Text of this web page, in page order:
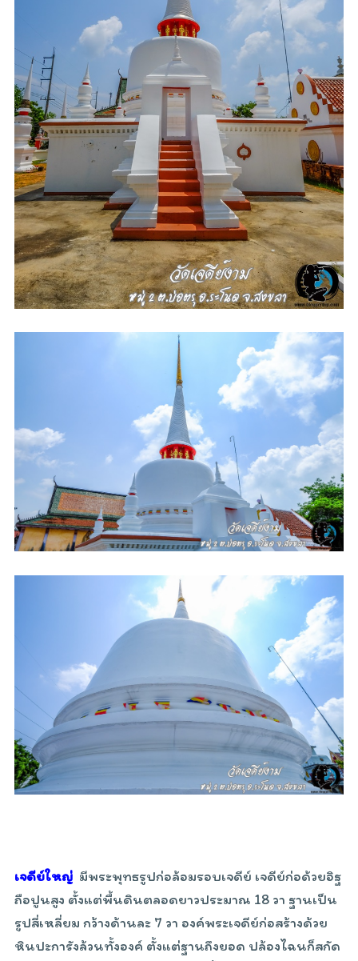
เจดีย์ใหญ่ มีพระพุทธรูปก่อล้อมรอบเจดีย์ เจดีย์ก่อด้วยอิฐ
ถือปูนสูง ตั้งแต่พื้นดินตลอดยาวประมาณ 18 วา ฐานเป็น
รูปสี่เหลี่ยม กว้างด้านละ 7 วา องค์พระเจดีย์ก่อสร้างด้วย
หินปะการังล้วนทั้งองค์ ตั้งแต่ฐานถึงยอด ปล้องไฉนก็สกัด